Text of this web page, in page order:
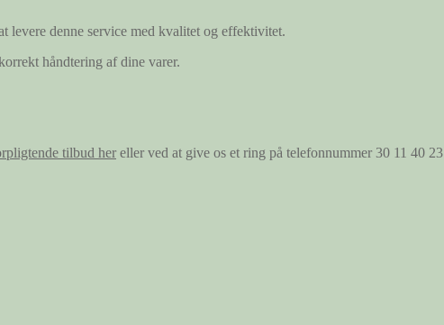
levere denne service med kvalitet og effektivitet.
håndtering af dine varer.
tilbud her eller ved at give os et ring på telefonnummer 30 11 40 23